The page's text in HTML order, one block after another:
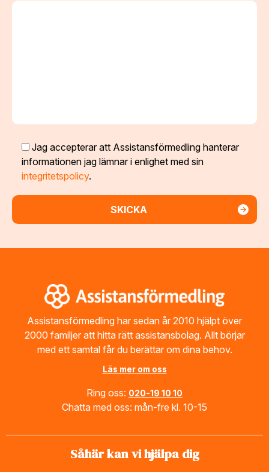
Jag accepterar att Assistansförmedling hanterar
informationen jag lämnar i enlighet med sin
integritetspolicy.
Assistansförmedling har sedan år 2010 hjälpt över
2000 familjer att hitta rätt assistansbolag. Allt börjar
med ett samtal får du berättar om dina behov.
Läs mer om oss
Ring oss: 020-19 10 10
Chatta med oss: mån-fre kl. 10-15
Såhär kan vi hjälpa dig